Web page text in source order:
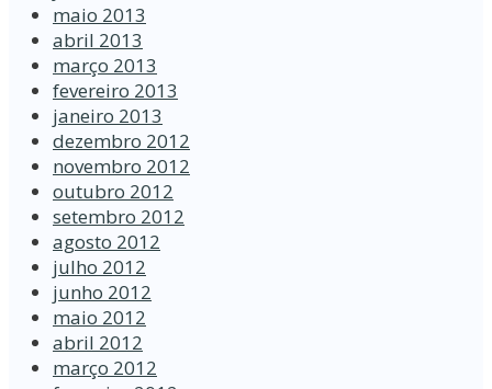
maio 2013
abril 2013
março 2013
fevereiro 2013
janeiro 2013
dezembro 2012
novembro 2012
outubro 2012
setembro 2012
agosto 2012
julho 2012
junho 2012
maio 2012
abril 2012
março 2012